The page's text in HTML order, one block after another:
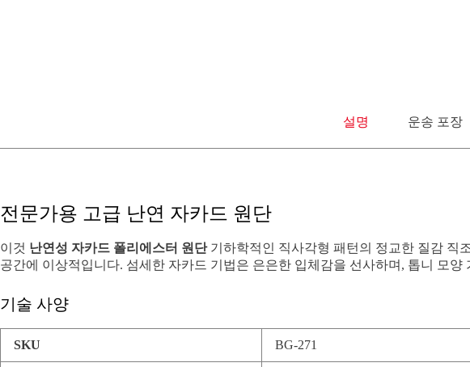
설명 운송 포장
전문가용 고급 난연 자카드 원단
이것 난연성 자카드 폴리에스터 원단기하학적인 직사각형 패턴의 정교한 질감 직
공간에 이상적입니다. 섬세한 자카드 기법은 은은한 입체감을 선사하며, 톱니 모
기술 사양
SKU BG-271